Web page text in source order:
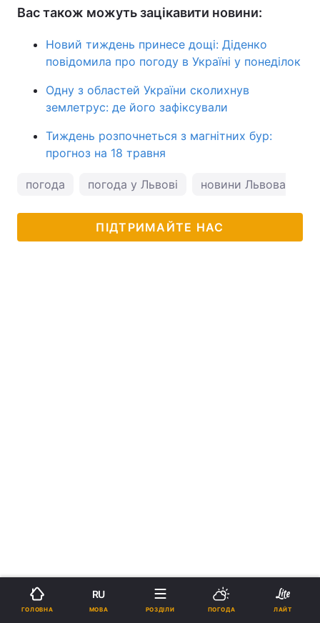
Вас також можуть зацікавити новини:
Новий тиждень принесе дощі: Діденко
повідомила про погоду в Україні у понеділок
Одну з областей України сколихнув
землетрус: де його зафіксували
Тиждень розпочнеться з магнітних бур:
прогноз на 18 травня
погода погода у Львові новини Львова
ПІДТРИМАЙТЕ НАС
ГОЛОВНА
RU
МОВА РОЗДІЛИ ПОГОДА ЛАЙТ